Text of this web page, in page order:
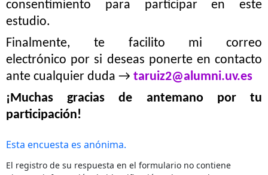
consentimiento para participar en este
estudio.
Finalmente, te facilito mi correo
electrónico por si deseas ponerte en contacto
ante cualquier duda → taruiz2@alumni.uv.es
¡Muchas gracias de antemano por tu
participación!
Esta encuesta es anónima.
El registro de su respuesta en el formulario no contiene